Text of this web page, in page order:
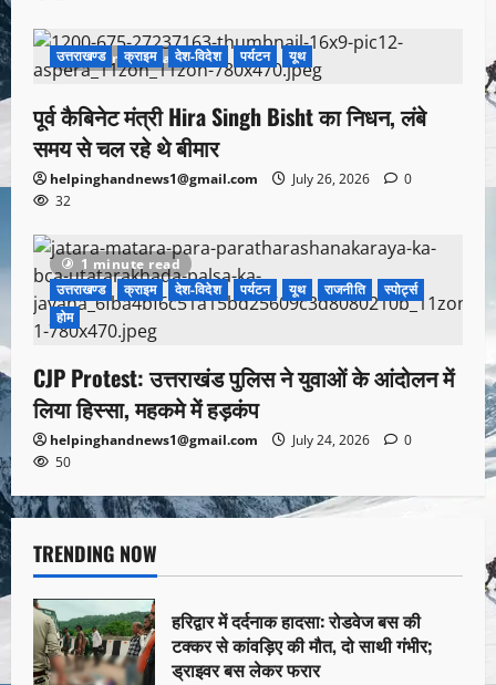
1 minute read
उत्तराखण्ड क्राइम देश-विदेश पर्यटन यूथ
पूर्व कैबिनेट मंत्री Hira Singh Bisht का निधन, लंबे
समय से चल रहे थे बीमार
helpinghandnews1@gmail.com July 26, 2026
0
32
1 minute read
उत्तराखण्ड
क्राइम देश-विदेश पर्यटन यूथ राजनीति
स्पोर्ट्स
होम
CJP Protest: उत्तराखंड पुलिस ने युवाओं के आंदोलन में
लिया हिस्सा, महकमे में हड़कंप
helpinghandnews1@gmail.com July 24, 2026
0
50
TRENDING NOW
हरिद्वार में दर्दनाक हादसा: रोडवेज बस की
टक्कर से कांवड़िए की मौत, दो साथी गंभीर;
ड्राइवर बस लेकर फरार